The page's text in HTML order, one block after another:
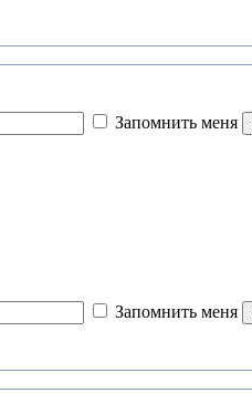
Запомнить меня
Запомнить меня